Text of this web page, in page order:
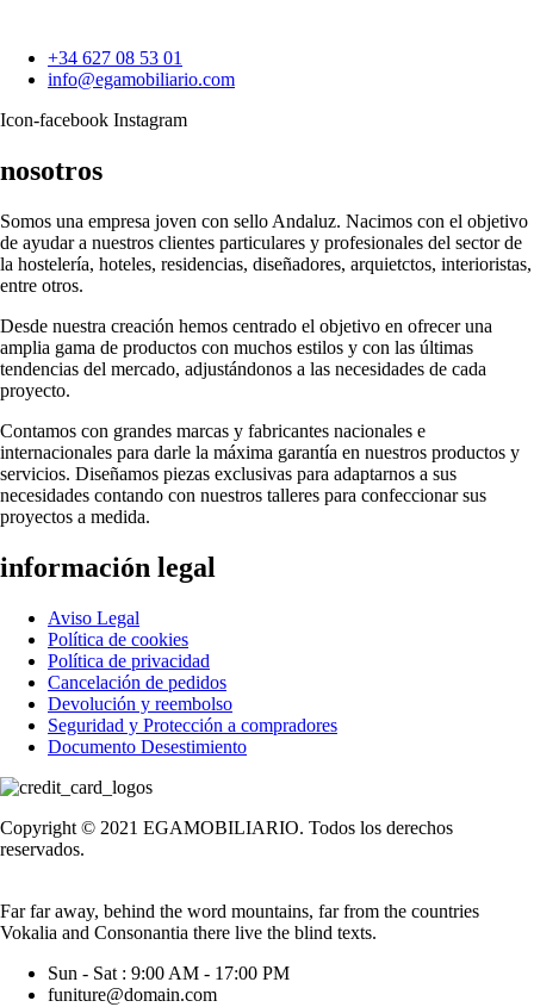
+34 627 08 53 01
info@egamobiliario.com
Icon-facebook Instagram
nosotros
Somos una empresa joven con sello Andaluz. Nacimos con el objetivo
de ayudar a nuestros clientes particulares y profesionales del sector de
la hostelería, hoteles, residencias, diseñadores, arquietctos, interioristas,
entre otros.
Desde nuestra creación hemos centrado el objetivo en ofrecer una
amplia gama de productos con muchos estilos y con las últimas
tendencias del mercado, adjustándonos a las necesidades de cada
proyecto.
Contamos con grandes marcas y fabricantes nacionales e
internacionales para darle la máxima garantía en nuestros productos y
servicios. Diseñamos piezas exclusivas para adaptarnos a sus
necesidades contando con nuestros talleres para confeccionar sus
proyectos a medida.
información legal
Aviso Legal
Política de cookies
Política de privacidad
Cancelación de pedidos
Devolución y reembolso
Seguridad y Protección a compradores
Documento Desestimiento
Copyright © 2021 EGAMOBILIARIO. Todos los derechos
reservados.
Far far away, behind the word mountains, far from the countries
Vokalia and Consonantia there live the blind texts.
Sun - Sat : 9:00 AM - 17:00 PM
funiture@domain.com